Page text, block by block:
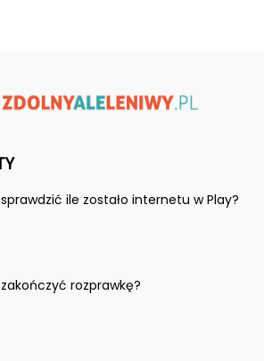
ile zostało internetu w Play?
rozprawkę?